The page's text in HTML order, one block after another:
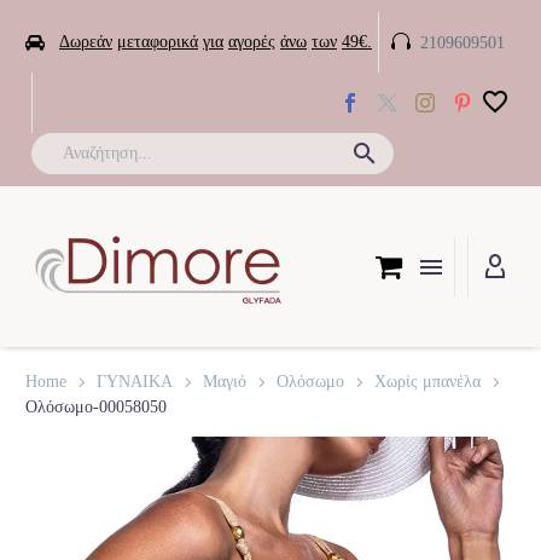
 Δωρεάν μεταφορικά για αγορές άνω των 49€. 
 2109609501
Home ΓΥΝΑΙΚΑ Μαγιό Ολόσωμο
Χωρίς μπανέλα
Ολόσωμο-00058050